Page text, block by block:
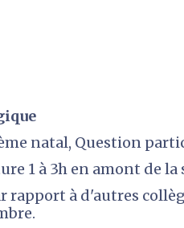
natal, Question
1 à 3h en amont de la
rapport à d'autres